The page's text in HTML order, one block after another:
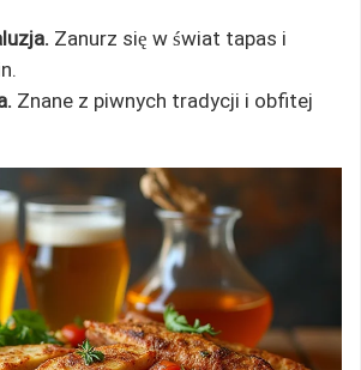
Zanurz się w świat tapas i
Znane z piwnych tradycji i obfitej